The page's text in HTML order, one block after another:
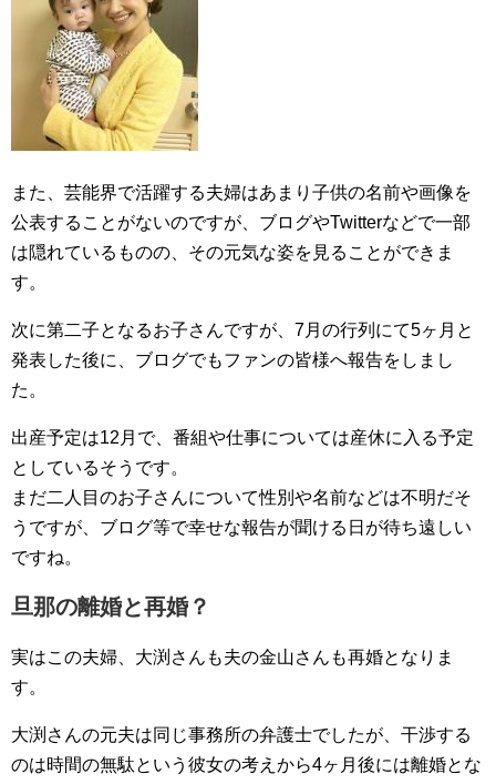
また、芸能界で活躍する夫婦はあまり子供の名前や画像を
公表することがないのですが、ブログやTwitterなどで一部
は隠れているものの、その元気な姿を見ることができま
す。
次に第二子となるお子さんですが、7月の行列にて5ヶ月と
発表した後に、ブログでもファンの皆様へ報告をしまし
た。
出産予定は12月で、番組や仕事については産休に入る予定
としているそうです。
まだ二人目のお子さんについて性別や名前などは不明だそ
うですが、ブログ等で幸せな報告が聞ける日が待ち遠しい
ですね。
旦那の離婚と再婚？
実はこの夫婦、大渕さんも夫の金山さんも再婚となりま
す。
大渕さんの元夫は同じ事務所の弁護士でしたが、干渉する
のは時間の無駄という彼女の考えから4ヶ月後には離婚とな